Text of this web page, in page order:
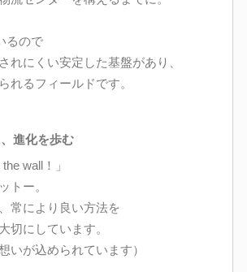
るので
れにくい安定した基盤があり、
れるフィールドです。
進化を歩む
wall！」
トー。
常により良い方法を
切にしています。
いが込められています）